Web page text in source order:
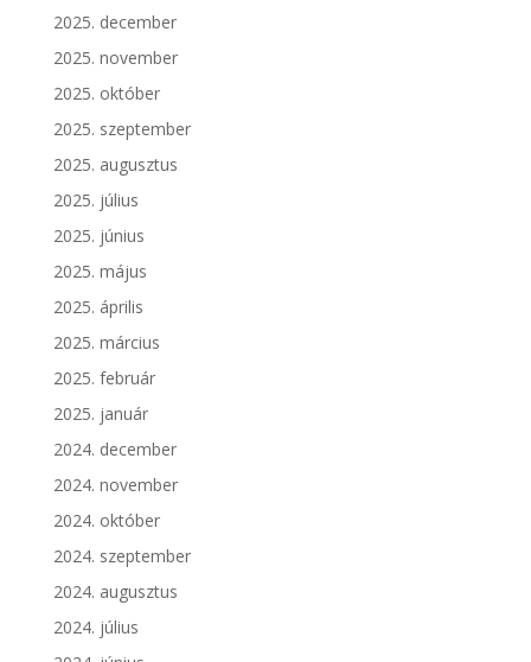
2025. december
2025. november
2025. október
2025. szeptember
2025. augusztus
2025. július
2025. június
2025. május
2025. április
2025. március
2025. február
2025. január
2024. december
2024. november
2024. október
2024. szeptember
2024. augusztus
2024. július